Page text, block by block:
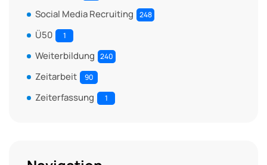
Social Media Recruiting 248
Ü50 1
Weiterbildung 240
Zeitarbeit 90
Zeiterfassung 1